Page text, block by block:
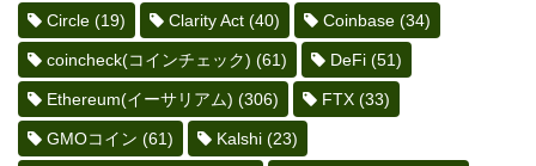
Circle (19) Clarity Act (40) Coinbase (34)
coincheck(コインチェック) (61) DeFi (51)
Ethereum(イーサリアム) (306) FTX (33)
GMOコイン (61) Kalshi (23)